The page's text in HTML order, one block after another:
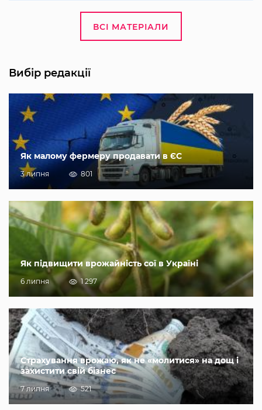
ВСІ МАТЕРІАЛИ
Вибір редакції
Як малому фермеру продавати в ЄС
3 липня 801
Як підвищити врожайність сої в Україні
6 липня 1 297
Страхування врожаю, як не «молитися» на дощ і
захистити свій бізнес
7 липня 521